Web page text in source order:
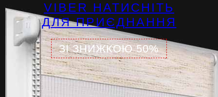
VIBER НАТИСНІТЬ
ДЛЯ ПРИЄДНАННЯ
ЗІ ЗНИЖКОЮ 50%